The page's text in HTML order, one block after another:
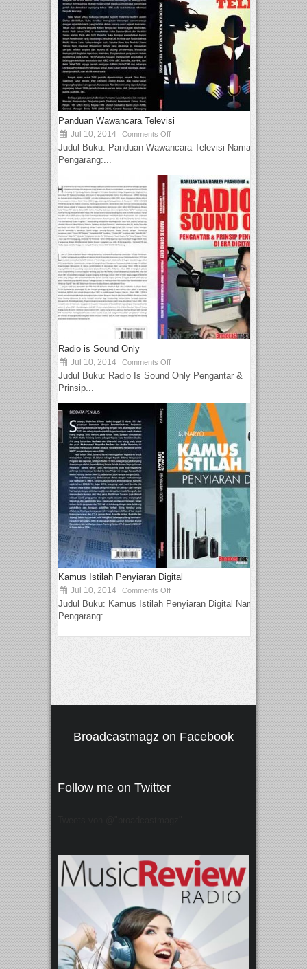
Panduan Wawancara Televisi
Jul 10, 2014 Comments Off
Judul Buku: Panduan Wawancara Televisi Nama
Pengarang:...
Radio is Sound Only
Jul 10, 2014 Comments Off
Judul Buku: Radio Is Sound Only Pengantar &
Prinsip...
Kamus Istilah Penyiaran Digital
Jul 10, 2014 Comments Off
Judul Buku: Kamus Istilah Penyiaran Digital Nama
Pengarang:...
Broadcastmagz on Facebook
Follow me on Twitter